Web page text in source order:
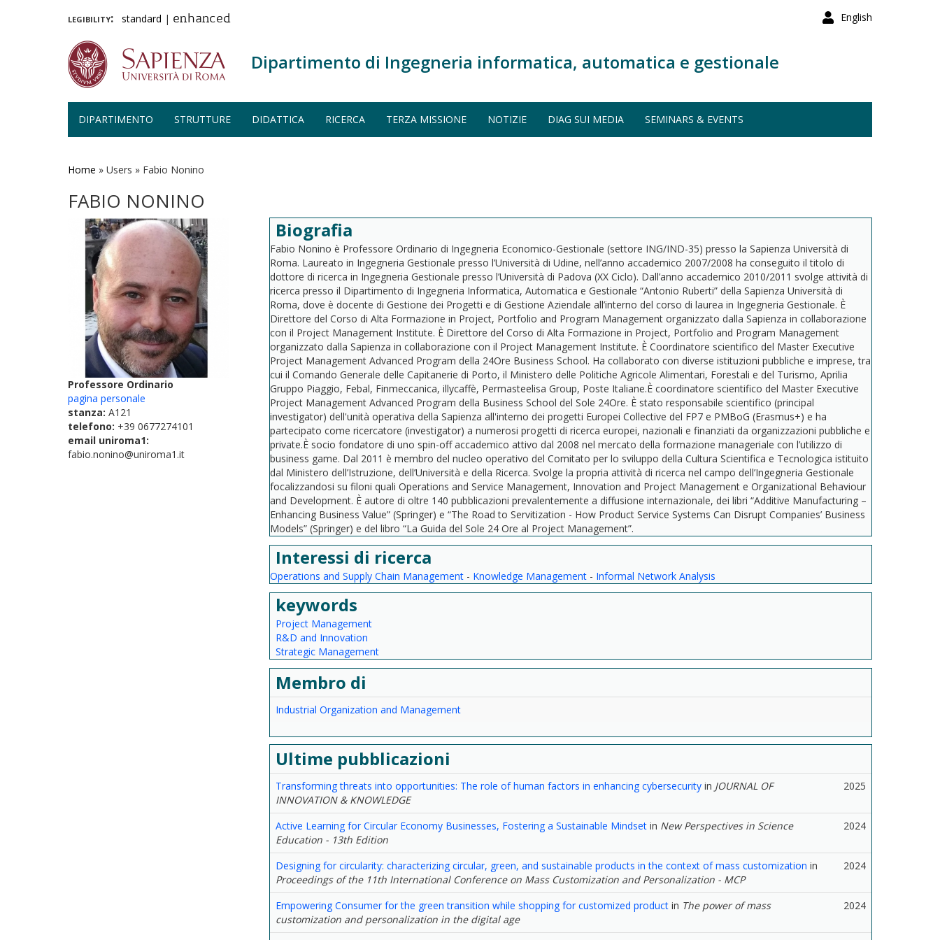
English
legibility: standard | enhanced
Dipartimento di Ingegneria informatica, automatica e gestionale
DIPARTIMENTO STRUTTURE DIDATTICA RICERCA TERZA MISSIONE NOTIZIE DIAG SUI MEDIA SEMINARS & EVENTS
Home » Users » Fabio Nonino
FABIO NONINO
Professore Ordinario
pagina personale
stanza: A121
telefono: +39 0677274101
email uniroma1:
fabio.nonino@uniroma1.it
Biografia
Fabio Nonino è Professore Ordinario di Ingegneria Economico-Gestionale (settore ING/IND-35) presso la Sapienza Università di
Roma. Laureato in Ingegneria Gestionale presso l’Università di Udine, nell’anno accademico 2007/2008 ha conseguito il titolo di
dottore di ricerca in Ingegneria Gestionale presso l’Università di Padova (XX Ciclo). Dall’anno accademico 2010/2011 svolge attività di
ricerca presso il Dipartimento di Ingegneria Informatica, Automatica e Gestionale “Antonio Ruberti” della Sapienza Università di
Roma, dove è docente di Gestione dei Progetti e di Gestione Aziendale all’interno del corso di laurea in Ingegneria Gestionale. È
Direttore del Corso di Alta Formazione in Project, Portfolio and Program Management organizzato dalla Sapienza in collaborazione
con il Project Management Institute. È Direttore del Corso di Alta Formazione in Project, Portfolio and Program Management
organizzato dalla Sapienza in collaborazione con il Project Management Institute. È Coordinatore scientifico del Master Executive
Project Management Advanced Program della 24Ore Business School. Ha collaborato con diverse istituzioni pubbliche e imprese, tra
cui il Comando Generale delle Capitanerie di Porto, il Ministero delle Politiche Agricole Alimentari, Forestali e del Turismo, Aprilia
Gruppo Piaggio, Febal, Finmeccanica, illycaffè, Permasteelisa Group, Poste Italiane.È coordinatore scientifico del Master Executive
Project Management Advanced Program della Business School del Sole 24Ore. È stato responsabile scientifico (principal
investigator) dell'unità operativa della Sapienza all'interno dei progetti Europei Collective del FP7 e PMBoG (Erasmus+) e ha
partecipato come ricercatore (investigator) a numerosi progetti di ricerca europei, nazionali e finanziati da organizzazioni pubbliche e
private.È socio fondatore di uno spin-off accademico attivo dal 2008 nel mercato della formazione manageriale con l’utilizzo di
business game. Dal 2011 è membro del nucleo operativo del Comitato per lo sviluppo della Cultura Scientifica e Tecnologica istituito
dal Ministero dell’Istruzione, dell’Università e della Ricerca. Svolge la propria attività di ricerca nel campo dell’Ingegneria Gestionale
focalizzandosi su filoni quali Operations and Service Management, Innovation and Project Management e Organizational Behaviour
and Development. È autore di oltre 140 pubblicazioni prevalentemente a diffusione internazionale, dei libri “Additive Manufacturing –
Enhancing Business Value” (Springer) e “The Road to Servitization - How Product Service Systems Can Disrupt Companies’ Business
Models” (Springer) e del libro “La Guida del Sole 24 Ore al Project Management”.
Interessi di ricerca
Operations and Supply Chain Management- Knowledge Management- Informal Network Analysis
keywords
Project Management
R&D and Innovation
Strategic Management
Membro di
Industrial Organization and Management
Ultime pubblicazioni
Transforming threats into opportunities: The role of human factors in enhancing cybersecurityin JOURNAL OF
INNOVATION & KNOWLEDGE
2025
Active Learning for Circular Economy Businesses, Fostering a Sustainable Mindsetin New Perspectives in Science
Education - 13th Edition
2024
Designing for circularity: characterizing circular, green, and sustainable products in the context of mass customization in
Proceedings of the 11th International Conference on Mass Customization and Personalization - MCP
2024
Empowering Consumer for the green transition while shopping for customized productin The power of mass
customization and personalization in the digital age
2024